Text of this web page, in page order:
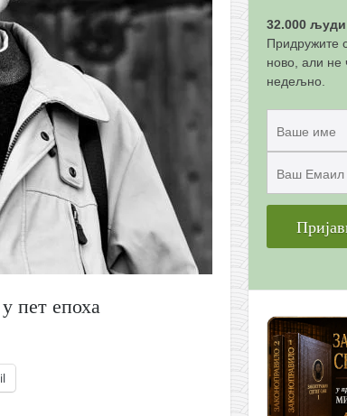
пет епоха
32.000 људи
Придружите
ново, али не
недељно.